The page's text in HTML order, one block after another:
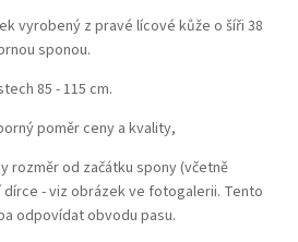
vyrobený z pravé lícové kůže o šíři 38
sponou.
85 - 115 cm.
poměr ceny a kvality,
rozměr od začátku spony (včetně
- viz obrázek ve fotogalerii. Tento
odpovídat obvodu pasu.